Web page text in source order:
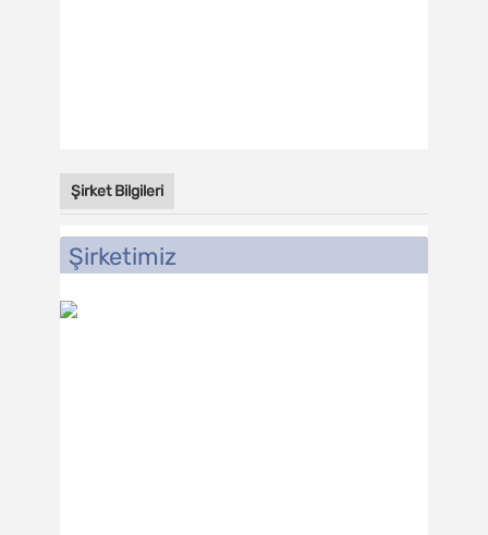
Şirket Bilgileri
Şirketimiz